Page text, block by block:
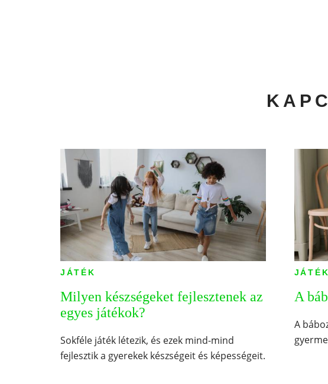
JÁTÉK
Milyen készségeket fejlesztenek az
egyes játékok?
Sokféle játék létezik, és ezek mind-mind
fejlesztik a gyerekek készségeit és képességeit.
JÁTÉK
A
A